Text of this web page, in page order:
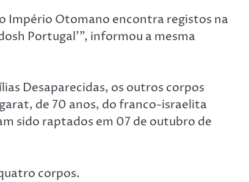
Império Otomano encontra registos na
Portugal'”, informou a mesma
Desaparecidas, os outros corpos
de 70 anos, do franco-israelita
sido raptados em 07 de outubro de
corpos.